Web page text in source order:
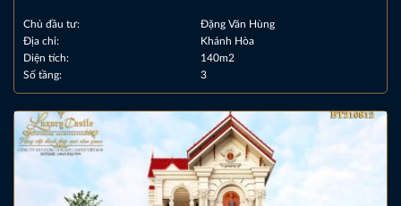
Chủ đầu tư:
Đặng Văn Hùng
Địa chỉ:
Khánh Hòa
Diện tích:
140m2
Số tầng:
3